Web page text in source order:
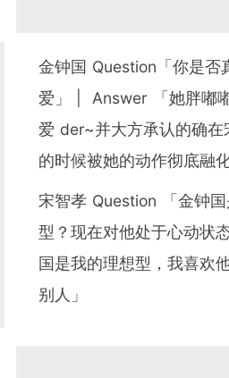
金钟国 Question「你是否
爱」 | Answer 「她胖嘟
爱 der~并大方承认的确在
的时候被她的动作彻底融
宋智孝 Question 「金钟
型？现在对他处于心动状
国是我的理想型，我喜欢
别人」